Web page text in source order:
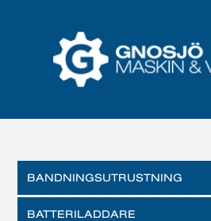
BANDNINGSUTRUSTNING
BATTERILADDARE